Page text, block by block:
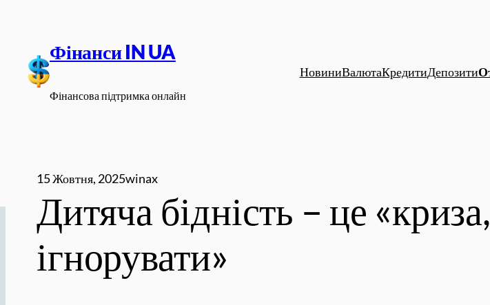
вмісту
Фінанси IN UA
Фінансова підтримка онлайн
НовиниВалютаКредитиДепозити
15 Жовтня, 2025winax
Дитяча бідність – це
ігнорувати»